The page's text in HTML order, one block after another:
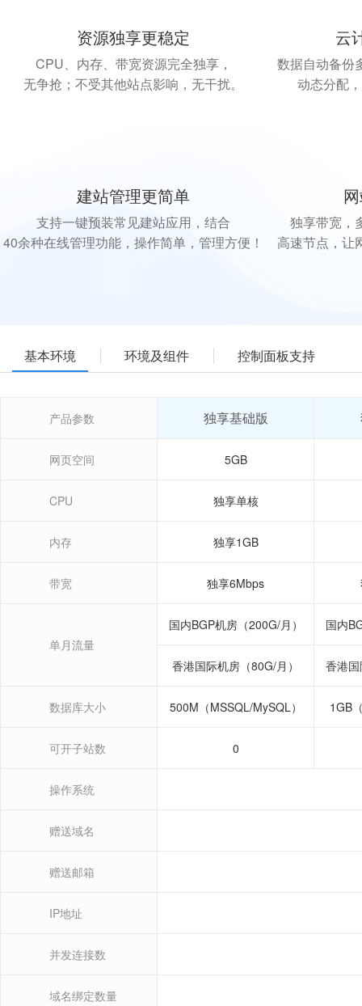
资源独享更稳定
CPU、内存、带宽资源完全独享，
无争抢；不受其他站点影响，无干扰。
云
数据自动备份
动态分配
建站管理更简单
支持一键预装常见建站应用，结合
40余种在线管理功能，操作简单，管理方便！
独享带宽，
高速节点，让
基本环境 环境及组件 控制面板支持
产品参数 独享基础版
网页空间 5GB
CPU 独享单核
内存 独享1GB
带宽 独享6Mbps
单月流量
国内BGP机房（200G/月） 国内
香港国际机房（80G/月） 香港
数据库大小 500M（MSSQL/MySQL） 1GB
可开子站数 0
操作系统
赠送域名
赠送邮箱
IP地址
并发连接数
域名绑定数量